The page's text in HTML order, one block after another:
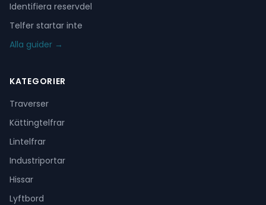
Identifiera reservdel
Telfer startar inte
Alla guider →
KATEGORIER
Traverser
Kättingtelfrar
Lintelfrar
Industriportar
Hissar
Lyftbord